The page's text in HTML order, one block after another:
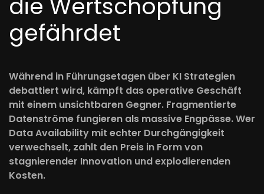
gefährdet
Während in Führungsetagen über KI Strategien
debattiert wird, kämpft das operative Geschäft
mit einem unsichtbaren Gegner. Fragmentierte
Datenströme fungieren als massive Engpässe. Wer
Data Availability mit echter Durchgängigkeit
verwechselt, zahlt den Preis in Form von
stagnierender Innovation und explodierenden
Kosten.